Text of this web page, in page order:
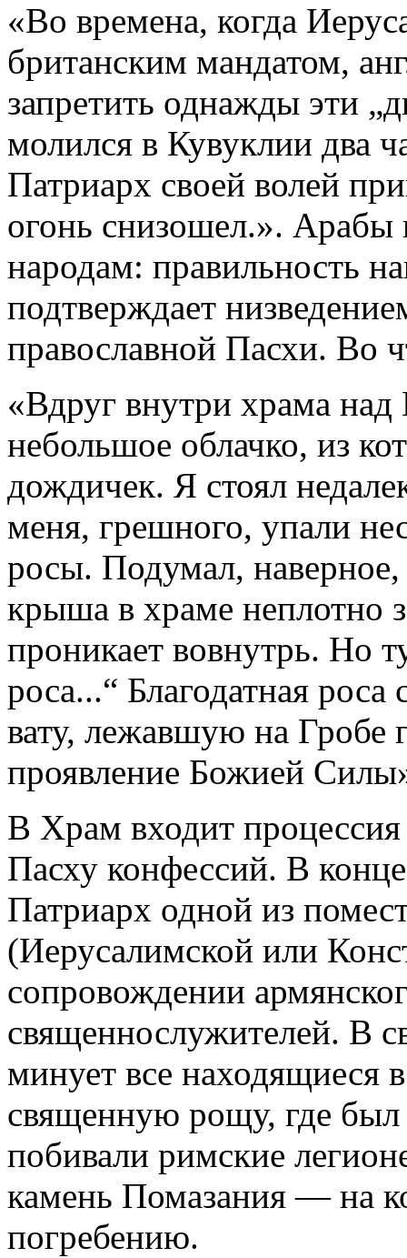
«Во времена, когда
британским мандатом,
запретить однажды эти
молился в Кувуклии два
Патриарх своей волей
огонь снизошел.».
народам: правильность
подтверждает
православной Пасхи. Во
«Вдруг внутри храма над
небольшое облачко, из
дождичек. Я стоял
меня, грешного, упали
росы. Подумал,
крыша в храме неплотно
проникает вовнутрь. Но
роса...“ Благодатная
вату, лежавшую на Гробе
проявление Божией
В Храм входит
Пасху конфессий. В
Патриарх одной из
(Иерусалимской или
сопровождении
священнослужителей. В
минует все находящиеся
священную рощу, где был
побивали римские
камень Помазания — на
погребению.